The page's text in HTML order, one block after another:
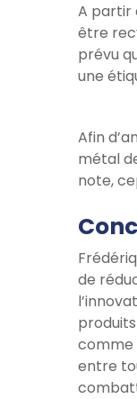
A partir
être
prévu
une
Afin
métal
note,
de
comme
entre